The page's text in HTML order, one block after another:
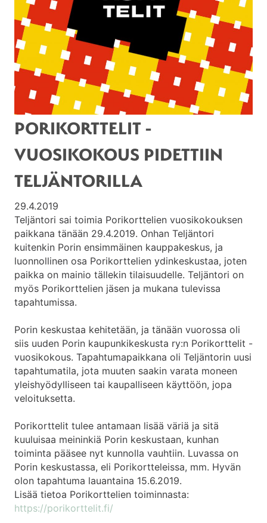
PORIKORTTELIT -
VUOSIKOKOUS PIDETTIIN
TELJÄNTORILLA
29.4.2019
Teljäntori sai toimia Porikorttelien vuosikokouksen
paikkana tänään 29.4.2019. Onhan Teljäntori
kuitenkin Porin ensimmäinen kauppakeskus, ja
luonnollinen osa Porikorttelien ydinkeskustaa, joten
paikka on mainio tällekin tilaisuudelle. Teljäntori on
myös Porikorttelien jäsen ja mukana tulevissa
tapahtumissa.
Porin keskustaa kehitetään, ja tänään vuorossa oli
siis uuden Porin kaupunkikeskusta ry:n Porikorttelit -
vuosikokous. Tapahtumapaikkana oli Teljäntorin uusi
tapahtumatila, jota muuten saakin varata moneen
yleishyödylliseen tai kaupalliseen käyttöön, jopa
veloituksetta.
Porikorttelit tulee antamaan lisää väriä ja sitä
kuuluisaa meininkiä Porin keskustaan, kunhan
toiminta pääsee nyt kunnolla vauhtiin. Luvassa on
Porin keskustassa, eli Porikortteleissa, mm. Hyvän
olon tapahtuma lauantaina 15.6.2019.
Lisää tietoa Porikorttelien toiminnasta:
https://porikorttelit.fi/